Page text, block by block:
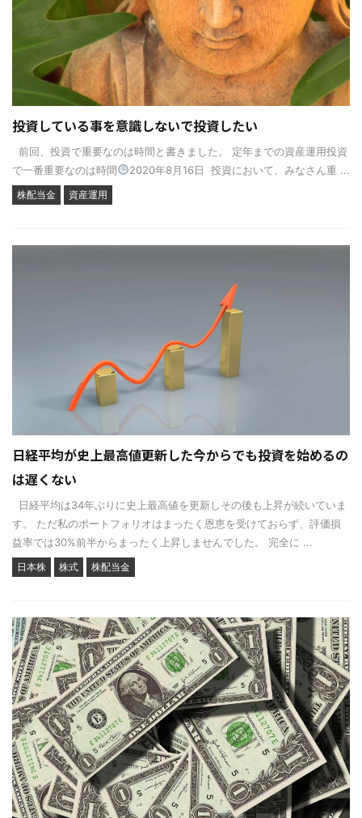
投資している事を意識しないで投資したい
前回、投資で重要なのは時間と書きました。 定年までの資産運用投資
で一番重要なのは時間
2020年8月16日 投資において、みなさん重 ...
株配当金 資産運用
日経平均が史上最高値更新した今からでも投資を始めるの
は遅くない
日経平均は34年ぶりに史上最高値を更新しその後も上昇が続いていま
す。 ただ私のポートフォリオはまったく恩恵を受けておらず、評価損
益率では30%前半からまったく上昇しませんでした。 完全に ...
日本株 株式 株配当金